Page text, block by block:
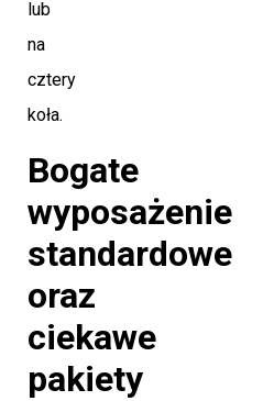
lub
na
cztery
koła.
Bogate
wyposażenie
standardowe
oraz
ciekawe
pakiety